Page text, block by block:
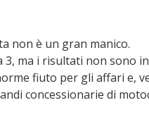
non è un gran manico.
3, ma i risultati non sono
fiuto per gli affari e,
concessionarie di